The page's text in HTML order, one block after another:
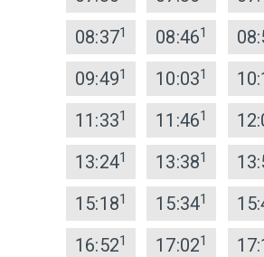
08:371 08:461
09:491 10:031
11:331 11:461
13:241 13:381
15:181 15:341
16:521 17:021